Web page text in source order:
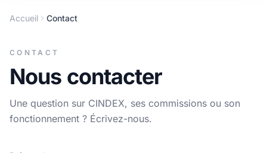
Accueil Contact
CONTACT
Nous contacter
Une question sur CINDEX, ses commissions ou son
fonctionnement ? Écrivez-nous.